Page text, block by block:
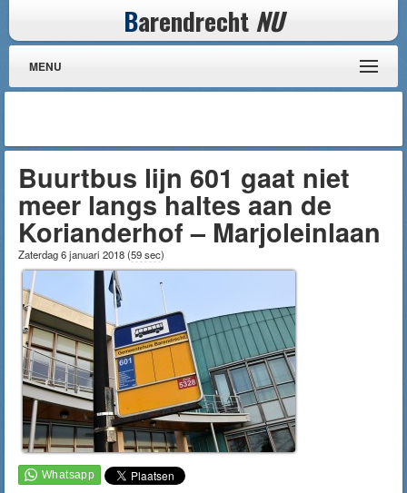
Barendrecht NU
MENU
Buurtbus lijn 601 gaat niet
meer langs haltes aan de
Korianderhof – Marjoleinlaan
Zaterdag 6 januari 2018(59 sec)